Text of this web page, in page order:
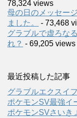
78,324 views
母の日のメッセー
ました。
- 73,468
グラブルで虚ろな
れ？ - 69,205 views
最近投稿した記事
グラブルエクスイ
ポケモンSV最強イ
ポケモンSVさいき